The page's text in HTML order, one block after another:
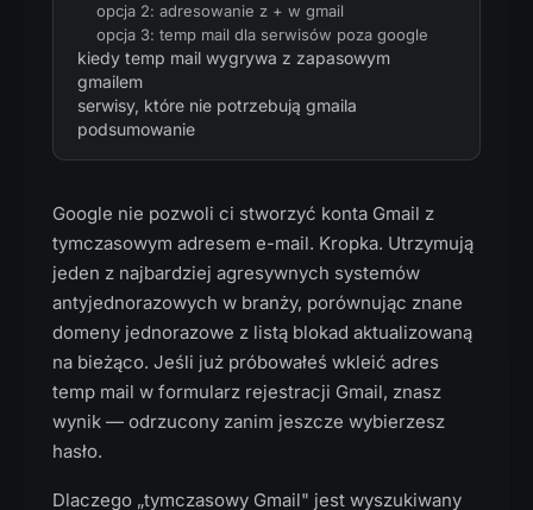
opcja 2: adresowanie z + w gmail
opcja 3: temp mail dla serwisów poza google
kiedy temp mail wygrywa z zapasowym
gmailem
serwisy, które nie potrzebują gmaila
podsumowanie
Google nie pozwoli ci stworzyć konta Gmail z
tymczasowym adresem e-mail. Kropka. Utrzymują
jeden z najbardziej agresywnych systemów
antyjednorazowych w branży, porównując znane
domeny jednorazowe z listą blokad aktualizowaną
na bieżąco. Jeśli już próbowałeś wkleić adres
temp mail w formularz rejestracji Gmail, znasz
wynik — odrzucony zanim jeszcze wybierzesz
hasło.
Dlaczego „tymczasowy Gmail" jest wyszukiwany